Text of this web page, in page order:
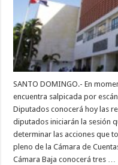
SANTO DOMINGO.- En
encuentra salpicada por
Diputados conocerá hoy las
diputados iniciarán la sesión
determinar las acciones que
pleno de la Cámara de
Cámara Baja conocerá tres …